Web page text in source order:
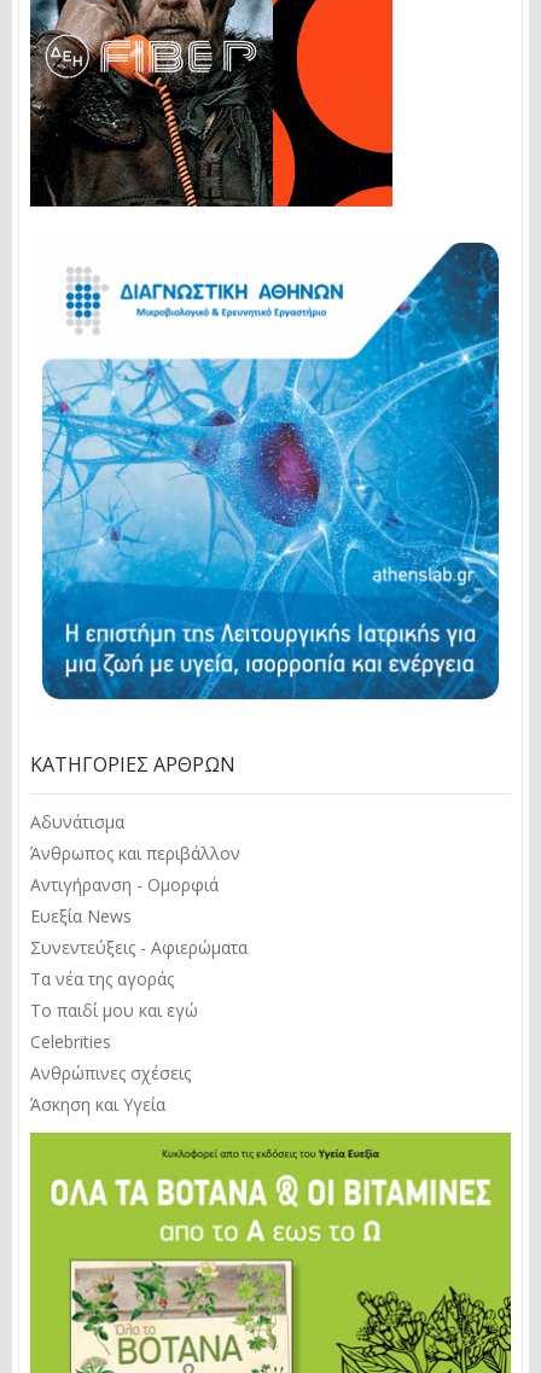
ΚΑΤΗΓΟΡΊΕΣ ΆΡΘΡΩΝ
Αδυνάτισμα
Άνθρωπος και περιβάλλον
Αντιγήρανση - Ομορφιά
Ευεξία News
Συνεντεύξεις - Αφιερώματα
Τα νέα της αγοράς
Το παιδί μου και εγώ
Celebrities
Ανθρώπινες σχέσεις
Άσκηση και Υγεία